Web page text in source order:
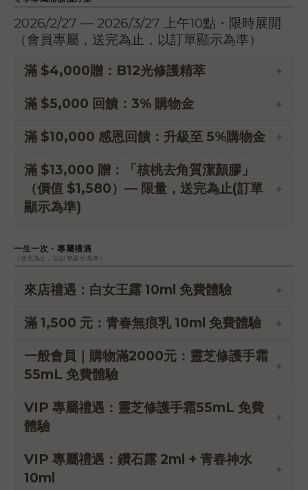
2026/2/27 — 2026/3/27 上午10點・限時展開
（會員專屬，送完為止，以訂單顯示為準）
滿 $4,000贈：B12光修護精萃
滿額限時現折優惠
滿 $5,000 回饋：3% 購物金
一次買齊，回饋更多
滿 $10,000 感恩回饋：升級至 5%購物金
專屬 VIP 禮遇
一次買齊，回饋多更多
滿 $13,000 贈：「核桃去角質潔顏膠」
（價值 $1,580）— 限量，送完為止(訂單
顯示為準)
一生一次・專屬禮遇
（送完為止，以訂單顯示為準）
來店禮遇：白女王露 10ml 免費體驗
來店即可獲得
體驗明星植萃配方
滿 1,500 元：青春無痕乳 10ml 免費體驗
滿額加贈，數量有限
植萃修護，呵護敏弱肌
一般會員｜購物滿2000元：靈芝修護手霜
55mL 免費體驗
VIP 專屬禮遇：靈芝修護手霜55mL 免費
體驗
VIP 專屬禮遇：鑽石露 2ml + 青春神水
10ml